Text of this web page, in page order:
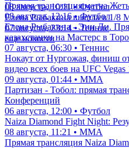
08 августа, 10:11 • Футбол
Елена Рыбакина вышла в 1/8
07 августа, 23:14 • Теннис
еще новости
Прямая трансляция матча
08 августа, 12:16 • Футбол
Елена Рыбакина - Энн Ли.
казахстанки на Мастерс в
07 августа, 06:30 • Теннис
Нокаут от Нургожая, финиш
видео всех боев на UFC Vegas
09 августа, 01:44 • ММА
Партизан - Тобол: прямая
Конференций
06 августа, 12:00 • Футбол
Naiza Diamond Fight Night:
08 августа, 11:21 • ММА
Прямая трансляция Naiza